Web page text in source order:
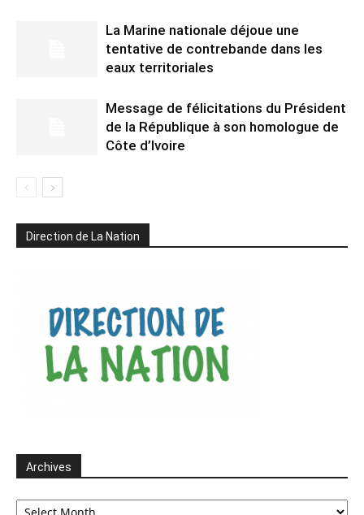
La Marine nationale déjoue une
tentative de contrebande dans les
eaux territoriales
Message de félicitations du Président
de la République à son homologue de
Côte d’Ivoire
Direction de La Nation
Archives
Archives